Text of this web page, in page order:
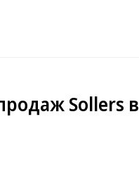
Sollers в